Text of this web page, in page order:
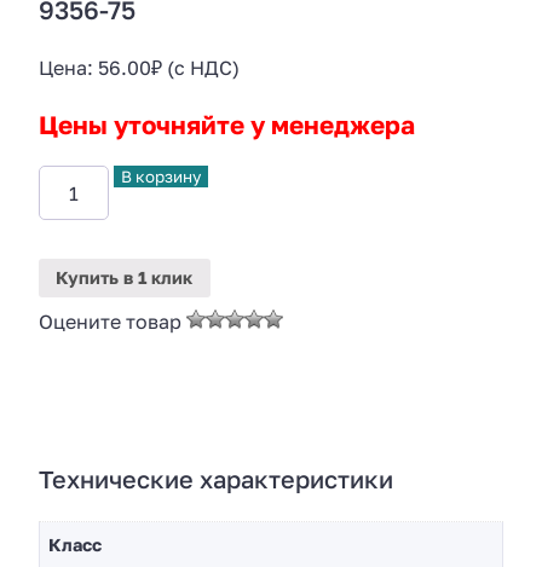
9356-75
Цена: 56.00₽ (с НДС)
Цены уточняйте у менеджера
В корзину
Купить в 1 клик
Оцените товар
Технические характеристики
Класс